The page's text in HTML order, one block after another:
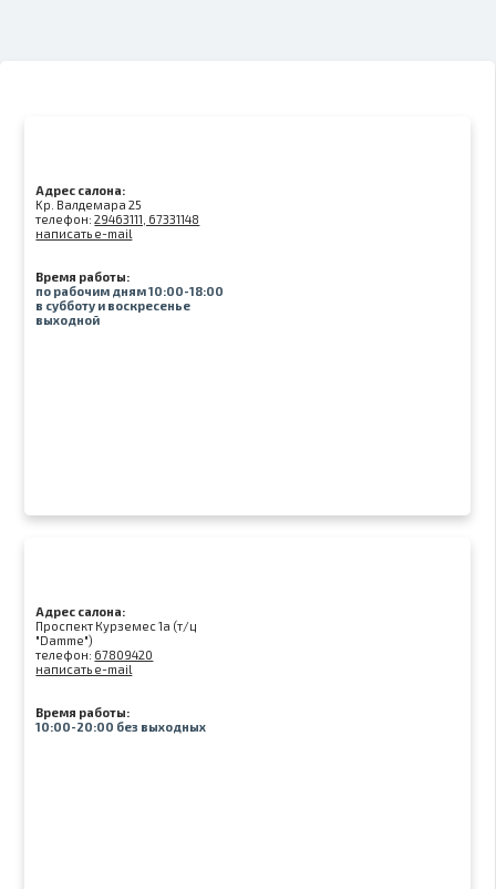
Адрес салона:
Kр. Валдемара 25
телефон:29463111, 67331148
написать e-mail
Время работы:
по рабочим дням 10:00-18:00
в субботу и воскресенье
выходной
Адрес салона:
Проспект Курземес 1а (т/ц
"Damme")
телефон: 67809420
написать e-mail
Время работы:
10:00-20:00 без выходных